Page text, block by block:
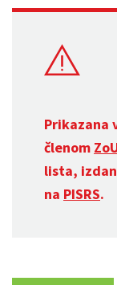
Prikazana
členom
lista,
na PISRS.